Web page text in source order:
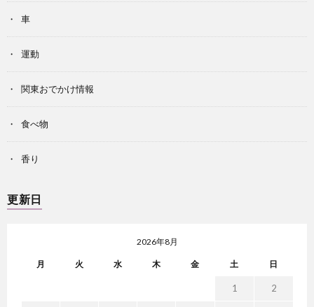
車
運動
関東おでかけ情報
食べ物
香り
更新日
2026年8月
月 火 水 木 金 土 日
1 2